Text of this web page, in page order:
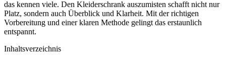
das kennen viele. Den Kleiderschrank auszumisten schafft nicht nur
Platz, sondern auch Überblick und Klarheit. Mit der richtigen
Vorbereitung und einer klaren Methode gelingt das erstaunlich
entspannt.
Inhaltsverzeichnis